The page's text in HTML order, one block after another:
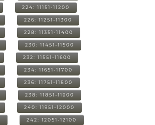
224: 11151-11200
226: 11251-11300
228: 11351-11400
230: 11451-11500
232: 11551-11600
234: 11651-11700
236: 11751-11800
238: 11851-11900
240: 11951-12000
242: 12051-12100